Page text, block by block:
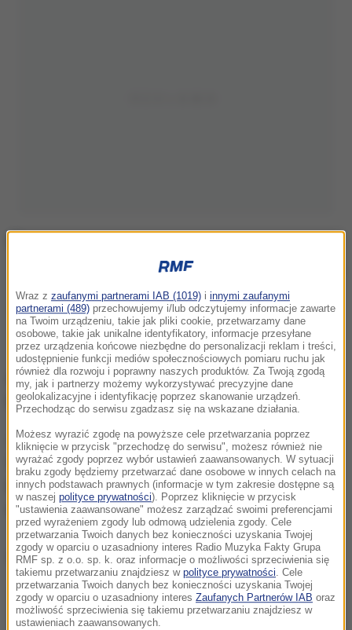
Najnowsze informacje z kraju i ze świata
znajdziesz naRMF24.pl.
Adam Budak przestał pełnić funkcję dyrektora
MOCAK z dniem 11 maja 2026 roku.
Jak podano w oficjalnym komunikacie, podstawą
odwołania są "ustalenia dotyczące niewłaściwego
sposobu realizacji obowiązków związanych z
organizacją pracy i zarządzaniem zespołem".
Dalsza część artykułu pod materiałem video:
Wraz z zaufanymi partnerami IAB (1019) i innymi zaufanymi
partnerami (489) przechowujemy i/lub odczytujemy informacje zawarte
na Twoim urządzeniu, takie jak pliki cookie, przetwarzamy dane
osobowe, takie jak unikalne identyfikatory, informacje przesyłane
przez urządzenia końcowe niezbędne do personalizacji reklam i treści,
udostępnienie funkcji mediów społecznościowych pomiaru ruchu jak
również dla rozwoju i poprawny naszych produktów. Za Twoją zgodą
my, jak i partnerzy możemy wykorzystywać precyzyjne dane
geolokalizacyjne i identyfikację poprzez skanowanie urządzeń.
Przechodząc do serwisu zgadzasz się na wskazane działania.
Możesz wyrazić zgodę na powyższe cele przetwarzania poprzez
kliknięcie w przycisk "przechodzę do serwisu", możesz również nie
wyrażać zgody poprzez wybór ustawień zaawansowanych. W sytuacji
braku zgody będziemy przetwarzać dane osobowe w innych celach na
innych podstawach prawnych (informacje w tym zakresie dostępne są
w naszej polityce prywatności). Poprzez kliknięcie w przycisk
"ustawienia zaawansowane" możesz zarządzać swoimi preferencjami
przed wyrażeniem zgody lub odmową udzielenia zgody. Cele
przetwarzania Twoich danych bez konieczności uzyskania Twojej
zgody w oparciu o uzasadniony interes Radio Muzyka Fakty Grupa
RMF sp. z o.o. sp. k. oraz informacje o możliwości sprzeciwienia się
takiemu przetwarzaniu znajdziesz w polityce prywatności. Cele
przetwarzania Twoich danych bez konieczności uzyskania Twojej
zgody w oparciu o uzasadniony interes Zaufanych Partnerów IAB oraz
możliwość sprzeciwienia się takiemu przetwarzaniu znajdziesz w
ustawieniach zaawansowanych.